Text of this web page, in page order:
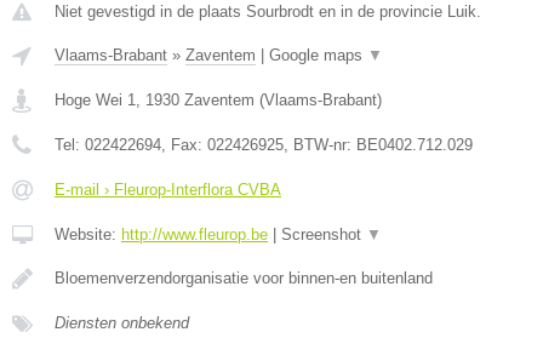
Niet gevestigd in de plaats Sourbrodt en in de provincie Luik.
Vlaams-Brabant » Zaventem | Google maps ▼
Hoge Wei 1 1930 Zaventem (Vlaams-Brabant)
Tel: 022422694 , Fax: 022426925 , BTW-nr: BE0402.712.029
E-mail › Fleurop-Interflora CVBA
Website: http://www.fleurop.be | Screenshot ▼
Bloemenverzendorganisatie voor binnen-en buitenland
Diensten onbekend